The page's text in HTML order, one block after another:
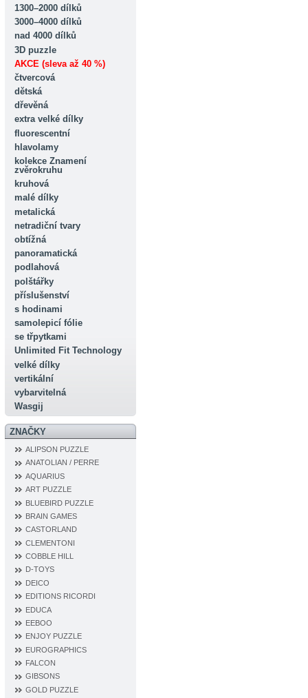
1300–2000 dílků
3000–4000 dílků
nad 4000 dílků
3D puzzle
AKCE (sleva až 40 %)
čtvercová
dětská
dřevěná
extra velké dílky
fluorescentní
hlavolamy
kolekce Znamení
zvěrokruhu
kruhová
malé dílky
metalická
netradiční tvary
obtížná
panoramatická
podlahová
polštářky
příslušenství
s hodinami
samolepicí fólie
se třpytkami
Unlimited Fit Technology
velké dílky
vertikální
vybarvitelná
Wasgij
ZNAČKY
ALIPSON PUZZLE
ANATOLIAN / PERRE
AQUARIUS
ART PUZZLE
BLUEBIRD PUZZLE
BRAIN GAMES
CASTORLAND
CLEMENTONI
COBBLE HILL
D‐TOYS
DEICO
EDITIONS RICORDI
EDUCA
EEBOO
ENJOY PUZZLE
EUROGRAPHICS
FALCON
GIBSONS
GOLD PUZZLE